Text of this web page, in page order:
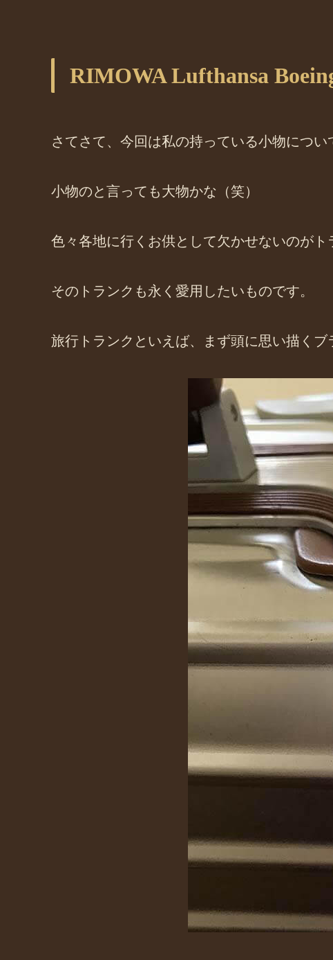
RIMOWA Lufthansa
さてさて、今回は私の持っている小物につい
小物のと言っても大物かな（笑）
色々各地に行くお供として欠かせないのがト
そのトランクも永く愛用したいものです。
旅行トランクといえば、まず頭に思い描くブ